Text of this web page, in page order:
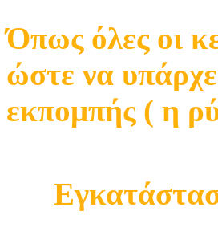
Όπως όλες οι
ώστε να
εκπομπής ( η